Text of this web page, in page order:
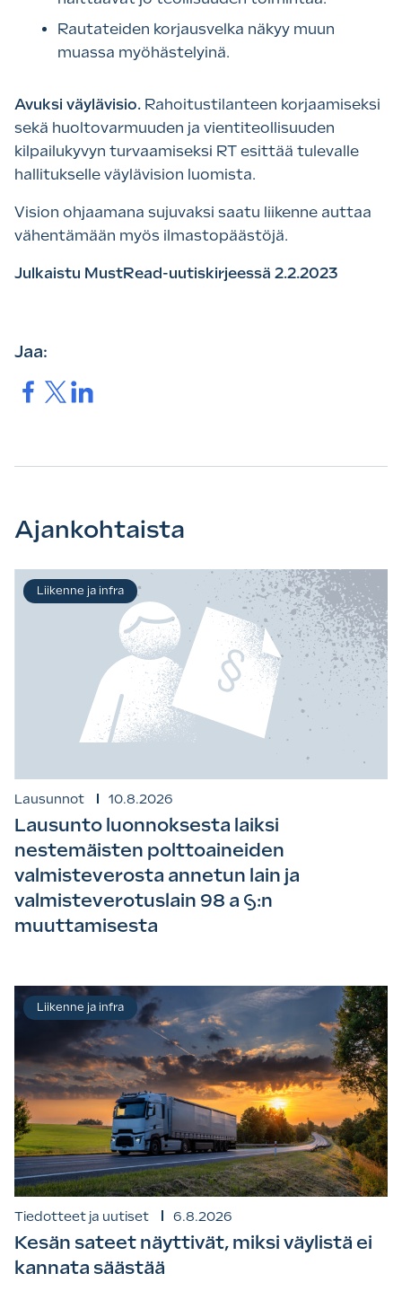
Rautateiden korjausvelka näkyy muun
muassa myöhästelyinä.
Avuksi väylävisio. Rahoitustilanteen korjaamiseksi
sekä huoltovarmuuden ja vientiteollisuuden
kilpailukyvyn turvaamiseksi RT esittää tulevalle
hallitukselle väylävision luomista.
Vision ohjaamana sujuvaksi saatu liikenne auttaa
vähentämään myös ilmastopäästöjä.
Julkaistu MustRead-uutiskirjeessä 2.2.2023
Jaa:
Jaa. Jaa.Jaa.
Ajankohtaista
Lausunnot 10.8.2026
Lausunto luonnoksesta laiksi
nestemäisten polttoaineiden
valmisteverosta annetun lain ja
valmisteverotuslain 98 a §:n
muuttamisesta
Liikenne ja infra
Tiedotteet ja uutiset 6.8.2026
Kesän sateet näyttivät, miksi väylistä ei
kannata säästää
Liikenne ja infra